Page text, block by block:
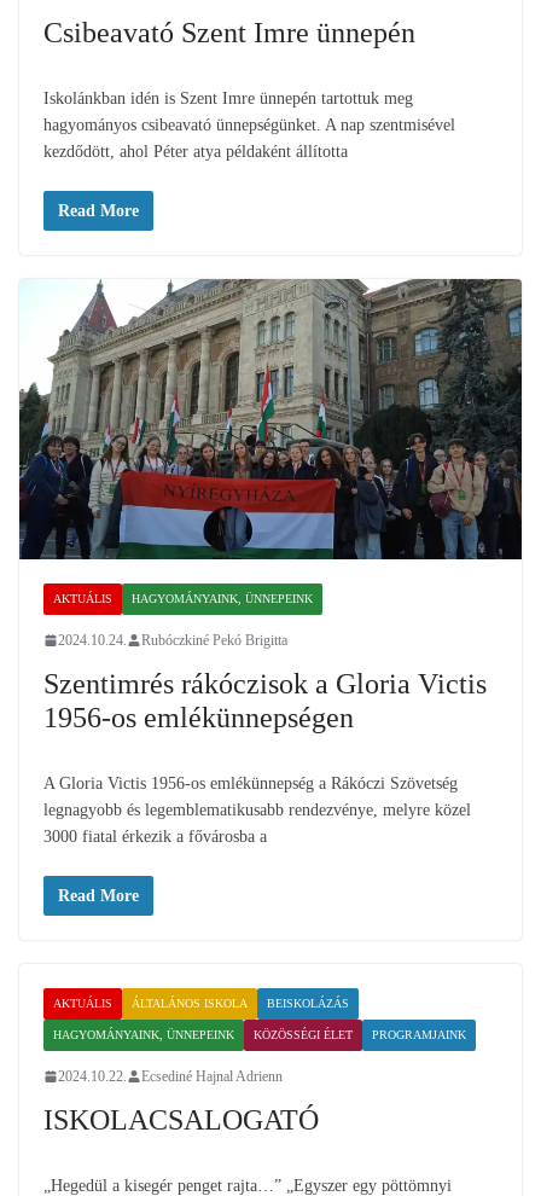
Csibeavató Szent Imre ünnepén
Iskolánkban idén is Szent Imre ünnepén tartottuk meg
hagyományos csibeavató ünnepségünket. A nap szentmisével
kezdődött, ahol Péter atya példaként állította
Read More
AKTUÁLIS HAGYOMÁNYAINK, ÜNNEPEINK
2024.10.24. Rubóczkiné Pekó Brigitta
Szentimrés rákóczisok a Gloria Victis
1956-os emlékünnepségen
A Gloria Victis 1956-os emlékünnepség a Rákóczi Szövetség
legnagyobb és legemblematikusabb rendezvénye, melyre közel
3000 fiatal érkezik a fővárosba a
Read More
AKTUÁLIS ÁLTALÁNOS ISKOLA BEISKOLÁZÁS
HAGYOMÁNYAINK, ÜNNEPEINK KÖZÖSSÉGI ÉLET PROGRAMJAINK
2024.10.22. Ecsediné Hajnal Adrienn
ISKOLACSALOGATÓ
„Hegedül a kisegér penget rajta…” „Egyszer egy pöttömnyi